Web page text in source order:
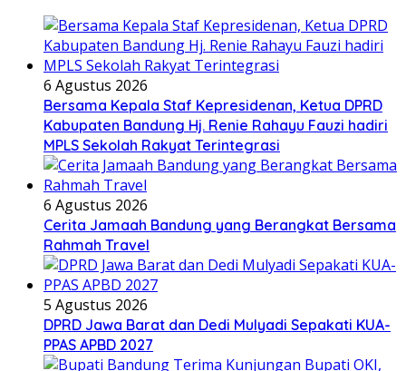
6 Agustus 2026
Bersama Kepala Staf Kepresidenan, Ketua DPRD
Kabupaten Bandung Hj. Renie Rahayu Fauzi hadiri
MPLS Sekolah Rakyat Terintegrasi
6 Agustus 2026
Cerita Jamaah Bandung yang Berangkat Bersama
Rahmah Travel
5 Agustus 2026
DPRD Jawa Barat dan Dedi Mulyadi Sepakati KUA-
PPAS APBD 2027